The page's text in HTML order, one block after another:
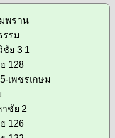
พราน
รรม
ชัย 3 1
128
เพชรเกษม
ชัย 2
126